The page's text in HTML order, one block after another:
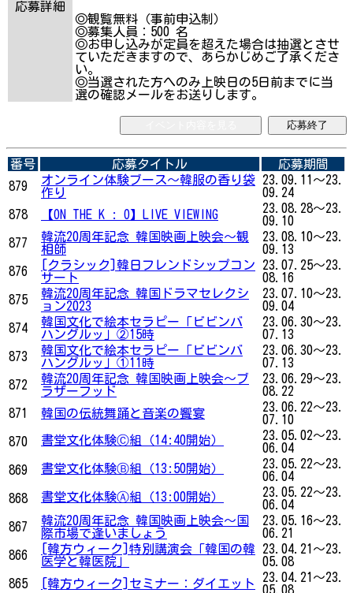
応募詳細
◎観覧無料（事前申込制）
◎募集人員：500 名
◎お申し込みが定員を超えた場合は抽選とさせ
ていただきますので、あらかじめご了承くださ
い。
◎当選された方へのみ上映日の5日前までに当
選の確認メールをお送りします。
応募終了
番号 応募タイトル
応募期間
879
オンライン体験ブース〜韓服の香り袋
作り
23.09.11～23.
09.24
878
【ON THE K : O】LIVE VIEWING
23.08.28～23.
09.10
877
韓流20周年記念 韓国映画上映会〜観
相師
23.08.10～23.
09.13
876
[クラシック]韓日フレンドシップコン
サート
23.07.25～23.
08.16
875
韓流20周年記念 韓国ドラマセレクシ
ョン2023
23.07.10～23.
09.04
874
韓国文化で絵本セラピー「ビビンバ
ハングルッ」②15時
23.06.30～23.
07.13
873
韓国文化で絵本セラピー「ビビンバ
ハングルッ」①11時
23.06.30～23.
07.13
872
韓流20周年記念 韓国映画上映会〜ブ
ラザーフッド
23.06.29～23.
08.22
871
韓国の伝統舞踊と音楽の饗宴
23.06.22～23.
07.10
870
書堂文化体験Ⓒ組（14:40開始）
23.05.02～23.
06.04
869
書堂文化体験Ⓑ組（13:50開始）
23.05.22～23.
06.04
868
書堂文化体験Ⓐ組（13:00開始）
23.05.22～23.
06.04
867
韓流20周年記念 韓国映画上映会〜国
際市場で逢いましょう
23.05.16～23.
06.21
866
[韓方ウィーク]特別講演会「韓国の韓
医学と韓医院」
23.04.21～23.
05.08
865
[韓方ウィーク]セミナー：ダイエット
23.04.21～23.
05.08